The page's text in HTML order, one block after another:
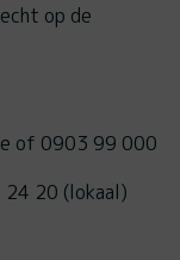
op de
of 0903 99 000
24 20 (lokaal)